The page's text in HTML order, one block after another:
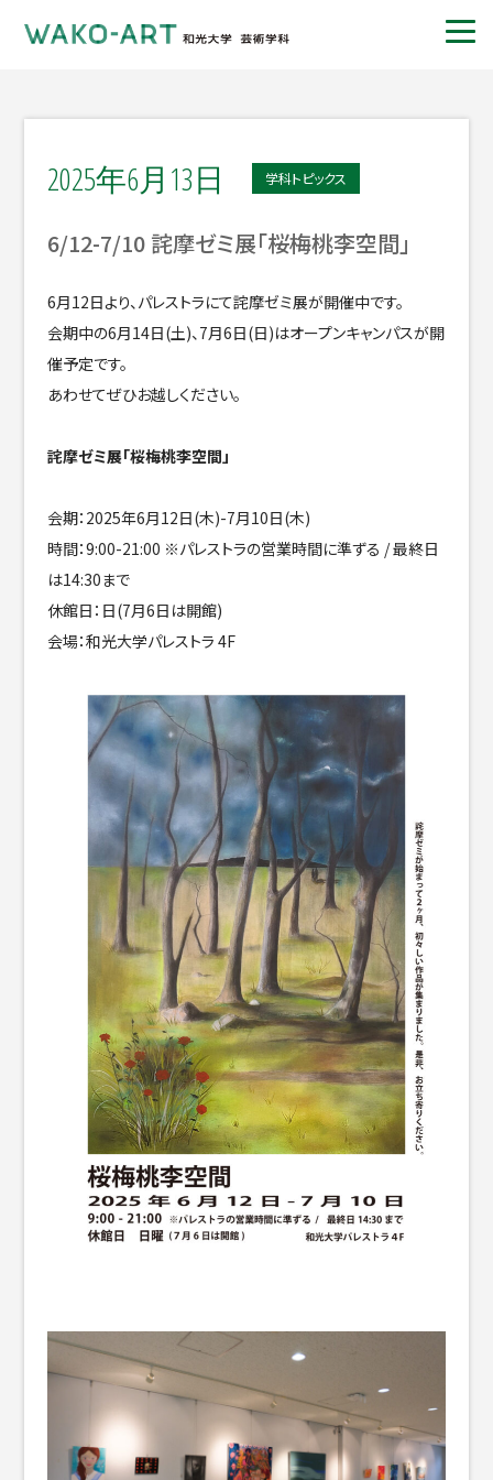
2025年6月13日 学科トピックス
6/12-7/10 詫摩ゼミ展「桜梅桃李空間」
6月12日より、パレストラにて詫摩ゼミ展が開催中です。
会期中の6月14日(土)、7月6日(日)はオープンキャンパスが開
催予定です。
あわせてぜひお越しください。
詫摩ゼミ展「桜梅桃李空間」
会期：2025年6月12日(木)-7月10日(木)
時間：9:00-21:00 ※パレストラの営業時間に準ずる / 最終日
は14:30まで
休館日：日(7月6日は開館)
会場：和光大学パレストラ 4F